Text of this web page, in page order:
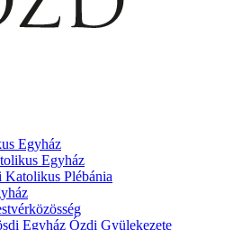
Egyház
Egyház
Plébánia
Egyház Ózdi Gyülekezete